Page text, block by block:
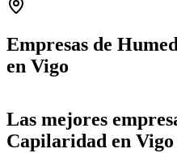
Empresas de
en Vigo
+
−
Las mejores
Capilaridad en Vigo